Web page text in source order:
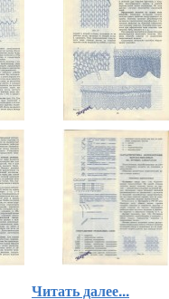
Читать далее...